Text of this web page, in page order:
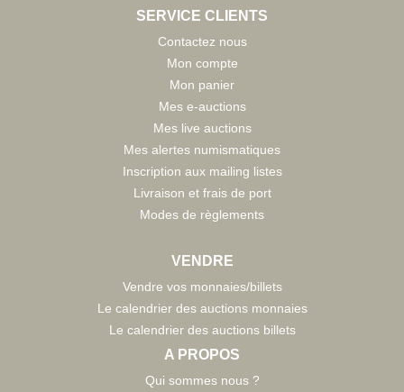
SERVICE CLIENTS
Contactez nous
Mon compte
Mon panier
Mes e-auctions
Mes live auctions
Mes alertes numismatiques
Inscription aux mailing listes
Livraison et frais de port
Modes de règlements
VENDRE
Vendre vos monnaies/billets
Le calendrier des auctions monnaies
Le calendrier des auctions billets
A PROPOS
Qui sommes nous ?